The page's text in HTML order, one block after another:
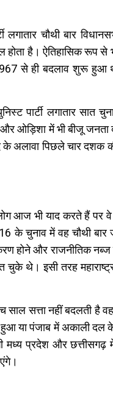
लगातार चौथी बार
है। ऐतिहासिक रूप से
से ही बदलाव शुरू हुआ
लगातार सात
और ओड़िशा में भी बीजू
अलावा पिछले चार दशक की
आज भी याद करते हैं पर
के चुनाव में वह चौथी
होने और राजनीतिक
चुके थे। इसी तरह
सत्ता नहीं बदलती है
या पंजाब में अकाली दल के
मध्य प्रदेश और छत्तीसगढ़